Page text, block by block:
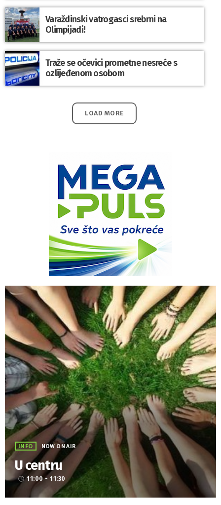
Varaždinski vatrogasci srebrni na
Olimpijadi!
Traže se očevici prometne nesreće s
ozlijeđenom osobom
LOAD MORE
INFO NOW ON AIR
U centru
access_time 11:00 - 11:30